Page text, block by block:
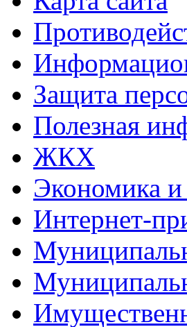
Защита
Полезная
ЖКХ
Экономика и
Интернет-